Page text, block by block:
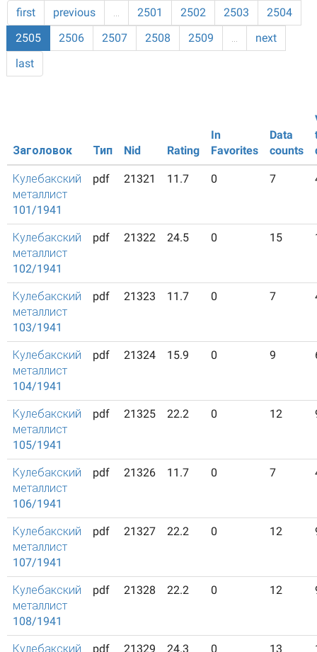
first previous … 2501 2502 2503
2504
2505
2506 2507 2508 2509 …
next
last
Заголовок Тип Nid Rating
In
Favorites
Data
counts
Кулебакский
металлист
101/1941
pdf 21321 11.7 0 7
Кулебакский
металлист
102/1941
pdf 21322 24.5 0 15
Кулебакский
металлист
103/1941
pdf 21323 11.7 0 7
Кулебакский
металлист
104/1941
pdf 21324 15.9 0 9
Кулебакский
металлист
105/1941
pdf 21325 22.2 0 12
Кулебакский
металлист
106/1941
pdf 21326 11.7 0 7
Кулебакский
металлист
107/1941
pdf 21327 22.2 0 12
Кулебакский
металлист
108/1941
pdf 21328 22.2 0 12
Кулебакский pdf 21329 24.3 0 13